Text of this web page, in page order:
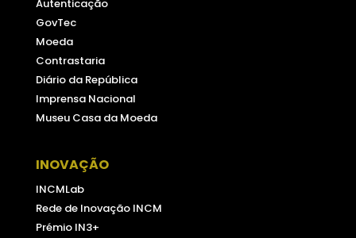
Autenticação
GovTec
Moeda
Contrastaria
Diário da República
Imprensa Nacional
Museu Casa da Moeda
INOVAÇÃO
INCMLab
Rede de Inovação INCM
Prémio IN3+